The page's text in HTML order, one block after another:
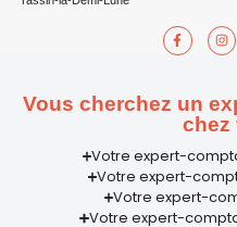
Vous cherchez un
chez
Votre expert-
Votre expert-
Votre expert-
Votre expert-